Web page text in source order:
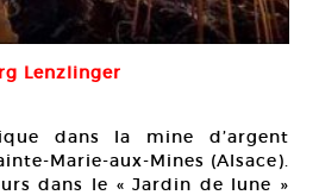
Lenzlinger
dans la mine d’argent
Marie-aux-Mines (Alsace).
dans le « Jardin de lune »